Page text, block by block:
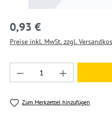
0,93 €
Preise inkl. MwSt. zzgl.
Produkt Anzahl: Gib
Zum Merkzettel hinzufügen